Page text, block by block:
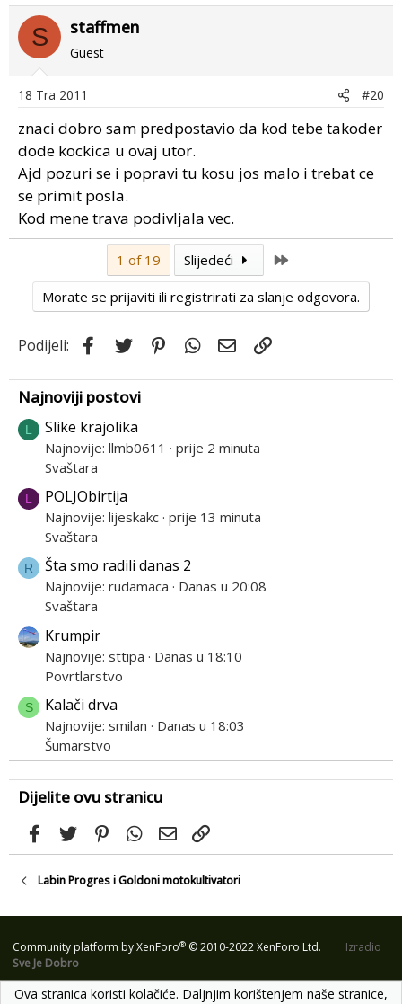
S staffmen
Guest
18 Tra 2011 #20
znaci dobro sam predpostavio da kod tebe takoder
dode kockica u ovaj utor.
Ajd pozuri se i popravi tu kosu jos malo i trebat ce
se primit posla.
Kod mene trava podivljala vec.
1 of 19 Slijedeći
Morate se prijaviti ili registrirati za slanje odgovora.
Podijeli: Facebook
Twitter PinterestWhatsApp
Email
Najnoviji postovi
L Slike krajolika
Najnovije: llmb0611
prije 2 minuta
Svaštara
L POLJObirtija
Najnovije: lijeskakc prije 13 minuta
Svaštara
R Šta smo radili danas 2
Najnovije: rudamaca
Danas u 20:08
Svaštara
Krumpir
Najnovije: sttipa
Danas u 18:10
Povrtlarstvo
S Kalači drva
Najnovije: smilan
Danas u 18:03
Šumarstvo
Dijelite ovu stranicu
FacebookTwitterPinterestWhatsApp
Email
Labin Progres i Goldoni motokultivatori
Community platform by XenForo® © 2010-2022 XenForo Ltd.
Izradio
Sve Je Dobro
Ova stranica koristi kolačiće. Daljnjim korištenjem naše stranice,